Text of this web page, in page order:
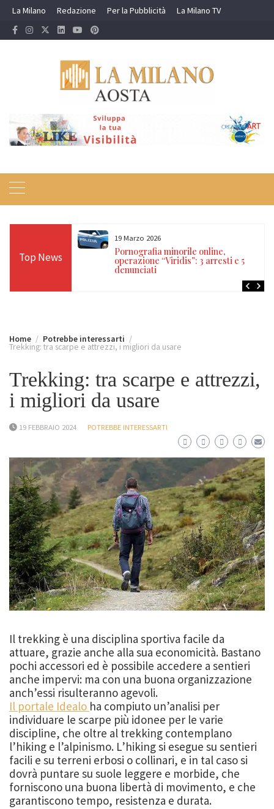
Skip
content
La Milano Redazione Per la Pubblicità La Milano TV
Top News
ore sulle Alpi:
Cervino e
19 Marzo 2026
Pornografia minorile online,
operazione “Viridis”: 3 arresti e 5
denunciati
Home Potrebbe interessarti
Trekking: tra scarpe e attrezzi, i migliori da usare
Trekking: tra scarpe e attrezzi,
i migliori da usare
19 FEBBRAIO 2024 POTREBBE INTERESSARTI
Il trekking è una disciplina sportiva facile da
attuare, grazie anche alla sua economicità. Bastano
pochi accessori ed è possibile accedere a sentieri
anche impervi: ma con una buona organizzazione
anch’essi risulteranno agevoli.
Il portale Idealo ha compiuto un’analisi per
individuare le scarpe più idonee per le varie
discipline, che oltre al trekking contemplano
l’hiking e l’alpinismo. L’hiking si esegue su sentieri
facili e su terreni erbosi o collinari, e in tal caso si
dovrà puntare su suole leggere e morbide, che
forniscono una buona libertà di movimento, e che
garantiscono tempo, resistenza e durata.